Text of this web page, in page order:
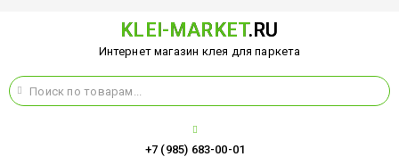
KLEI-MARKET.RU
Интернет магазин клея для паркета
+7 (985) 683-00-01